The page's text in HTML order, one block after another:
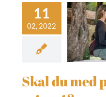
du med på
Indre ro
retreat?
NLP
Yogaretreat
Skal du med